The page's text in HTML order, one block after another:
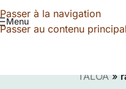
Passer à la navigation
Passer au contenu principal
Menu
TALOA»